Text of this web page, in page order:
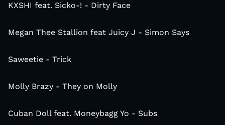
KXSHI feat. Sicko-! - Dirty Face
Megan Thee Stallion feat Juicy J - Simon Says
Saweetie - Trick
Molly Brazy - They on Molly
Cuban Doll feat. Moneybagg Yo - Subs